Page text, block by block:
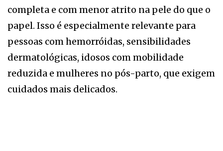
completa e com menor atrito na pele do que o
papel. Isso é especialmente relevante para
pessoas com hemorróidas, sensibilidades
dermatológicas, idosos com mobilidade
reduzida e mulheres no pós-parto, que exigem
cuidados mais delicados.